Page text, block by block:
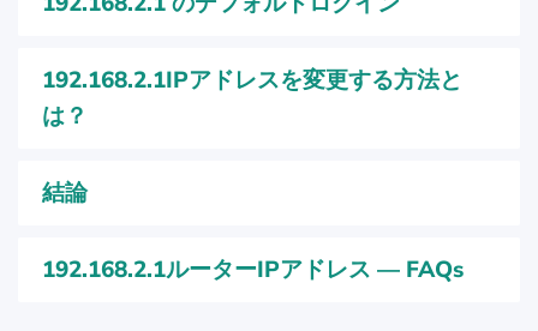
192.168.2.1IPアドレスを変更する方法と
は？
結論
192.168.2.1ルーターIPアドレス — FAQs